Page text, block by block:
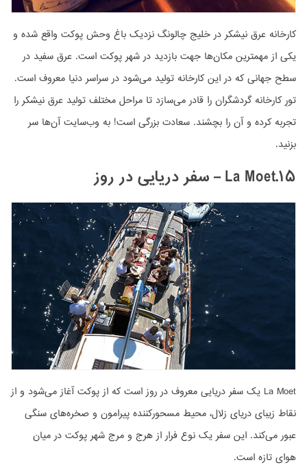
کارخانه عرق نیشکر در خلیج چالونگ نزدیک باغ وحش پوکت واقع شده و
یکی از مهمترین مکان‌ها جهت بازدید در شهر پوکت است. عرق سفید در
سطح جهانی که در این کارخانه تولید می‌شود در سراسر دنیا معروف است.
تورِ کارخانه گردشگران را قادر می‌سازد تا مراحل مختلف تولید عرق نیشکر را
تجربه کرده و آن را بچشند. سعادت بزرگی است! به وب‌سایت آن‌ها سر
بزنید.
۱۵.La Moet – سفر دریایی در روز
La Moet یک سفر دریایی معروف در روز است که از پوکت آغاز می‌شود و از
نقاط زیبای دریای زلال، محیط مسحور‌کننده پیرامون و صخره‌های سنگی
عبور می‌کند. این سفر یک نوع فرار از هرج و مرج شهر پوکت در میان
هوای تازه است.